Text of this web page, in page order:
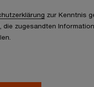
zur Kenntnis
zugesandten